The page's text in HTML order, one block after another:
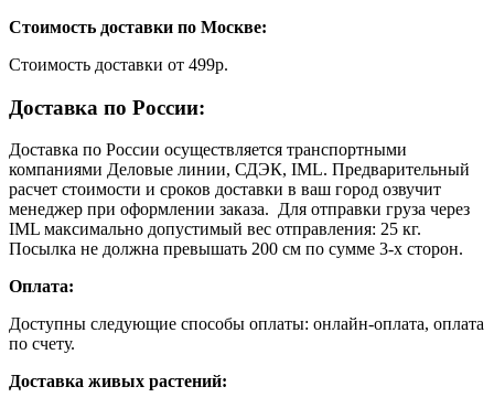
Стоимость доставки по Москве:
Cтоимость доставки от 499р.
Доставка по России:
Доставка по России осуществляется транспортными
компаниями Деловые линии, СДЭК, IML. Предварительный
расчет стоимости и сроков доставки в ваш город озвучит
менеджер при оформлении заказа. Для отправки груза через
IML максимально допустимый вес отправления: 25 кг.
Посылка не должна превышать 200 см по сумме 3-х сторон.
Оплата:
Доступны следующие способы оплаты: онлайн-оплата, оплата
по счету.
Доставка живых растений: